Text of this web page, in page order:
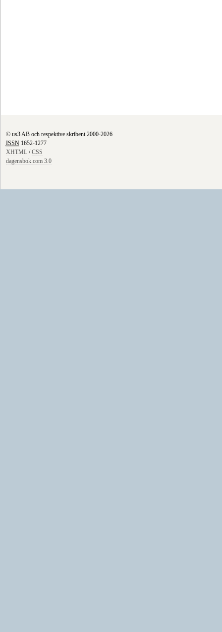
© us3 AB och respektive skribent 2000-2026
ISSN1652-1277
XHTML/CSS
dagensbok.com 3.0